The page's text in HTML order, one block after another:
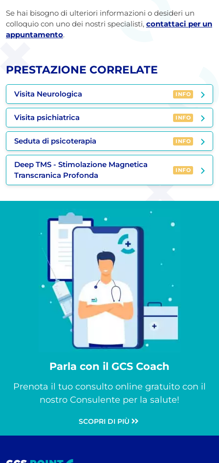
Se hai bisogno di ulteriori informazioni o desideri un
colloquio con uno dei nostri specialisti, contattaci per un
appuntamento.
PRESTAZIONE CORRELATE
Visita Neurologica INFO
Visita psichiatrica INFO
Seduta di psicoterapia INFO
Deep TMS - Stimolazione Magnetica
Transcranica Profonda
INFO
Parla con il GCS Coach
Prenota il tuo consulto online gratuito con il
nostro Consulente per la salute!
SCOPRI DI PIÙ